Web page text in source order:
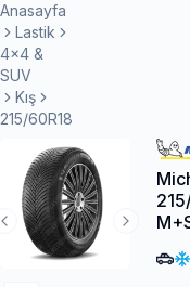
Anasayfa
Lastik
4x4 &
SUV
Kış
215/60R18
Next
Previous Slide